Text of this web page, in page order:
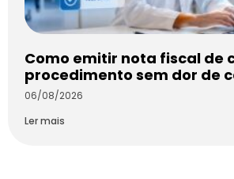
Como emitir nota fiscal de
procedimento sem dor de
06/08/2026
Ler mais